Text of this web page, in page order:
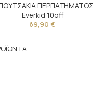
ΠΕΡΠΑΤΗΜΑΤΟΣ
Everkid 10off
69,90 €